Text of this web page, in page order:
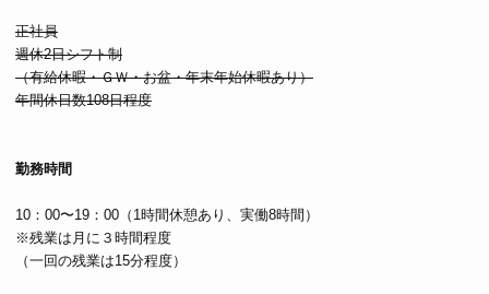
正社員
週休2日シフト制
（有給休暇・ＧＷ・お盆・年末年始休暇あり）
年間休日数108日程度
勤務時間
10：00〜19：00（1時間休憩あり、実働8時間）
※残業は月に３時間程度
（一回の残業は15分程度）